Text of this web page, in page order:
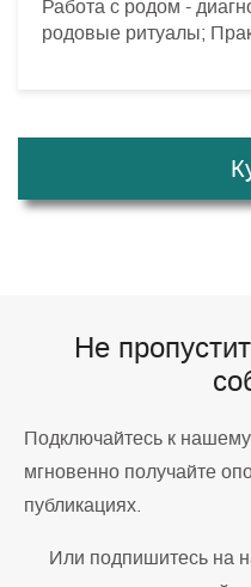
Работа с родом -
родовые ритуалы;
Не
Подключайтесь к
мгновенно получайте
публикациях.
Или подпишитесь на